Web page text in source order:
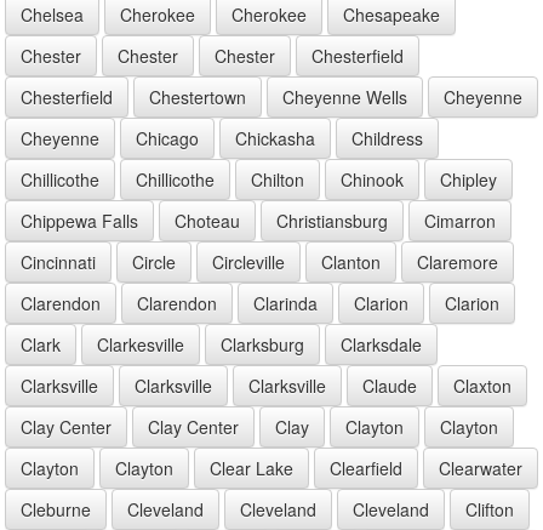
Chelsea
Cherokee Cherokee
Chesapeake
Chester
Chester Chester
Chesterfield
Chesterfield
Chestertown Cheyenne Wells
Cheyenne
Cheyenne
Chicago Chickasha
Childress
Chillicothe
Chillicothe Chilton Chinook
Chipley
Chippewa Falls
Choteau Christiansburg
Cimarron
Cincinnati
Circle Circleville Clanton
Claremore
Clarendon
Clarendon Clarinda Clarion
Clarion
Clark
Clarkesville Clarksburg
Clarksdale
Clarksville
Clarksville Clarksville Claude
Claxton
Clay Center
Clay Center Clay Clayton
Clayton
Clayton
Clayton Clear Lake Clearfield
Clearwater
Cleburne
Cleveland Cleveland Cleveland
Clifton